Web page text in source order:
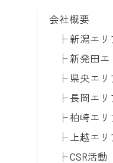
会社概要
新潟エリ
新発田エ
県央エリ
長岡エリ
柏崎エリ
上越エリ
CSR活動